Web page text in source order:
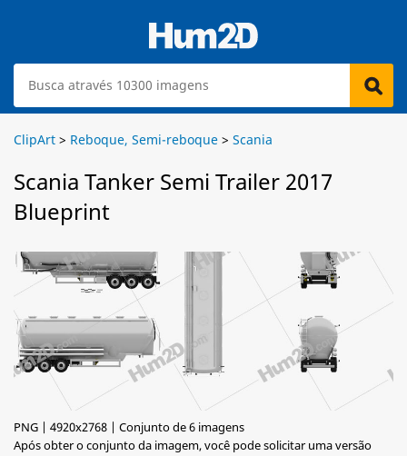
ClipArt > Reboque, Semi-reboque > Scania
Scania Tanker Semi Trailer 2017
Blueprint
PNG | 4920x2768 | Conjunto de 6 imagens
Após obter o conjunto da imagem, você pode solicitar uma versão